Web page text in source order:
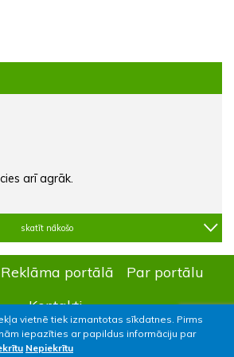
vietnē tiek izmantotas sīkdatnes. Pirms
iepazīties ar papildus informāciju par
Nepiekrītu
arī agrāk.
skatīt nākošo
Reklāma portālā
Par portālu
Kontakti